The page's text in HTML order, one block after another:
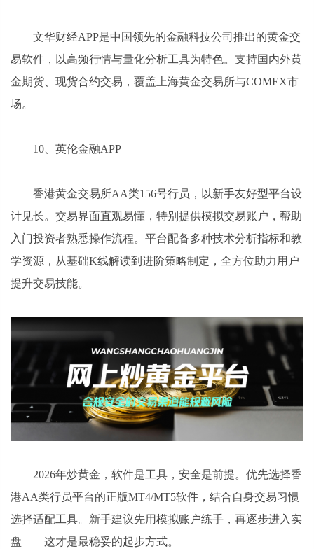
文华财经APP是中国领先的金融科技公司推出的黄金交
易软件，以高频行情与量化分析工具为特色。支持国内外黄
金期货、现货合约交易，覆盖上海黄金交易所与COMEX市
场。
10、英伦金融APP
香港黄金交易所AA类156号行员，以新手友好型平台设
计见长。交易界面直观易懂，特别提供模拟交易账户，帮助
入门投资者熟悉操作流程。平台配备多种技术分析指标和教
学资源，从基础K线解读到进阶策略制定，全方位助力用户
提升交易技能。
2026年炒黄金，软件是工具，安全是前提。优先选择香
港AA类行员平台的正版MT4/MT5软件，结合自身交易习惯
选择适配工具。新手建议先用模拟账户练手，再逐步进入实
盘——这才是最稳妥的起步方式。